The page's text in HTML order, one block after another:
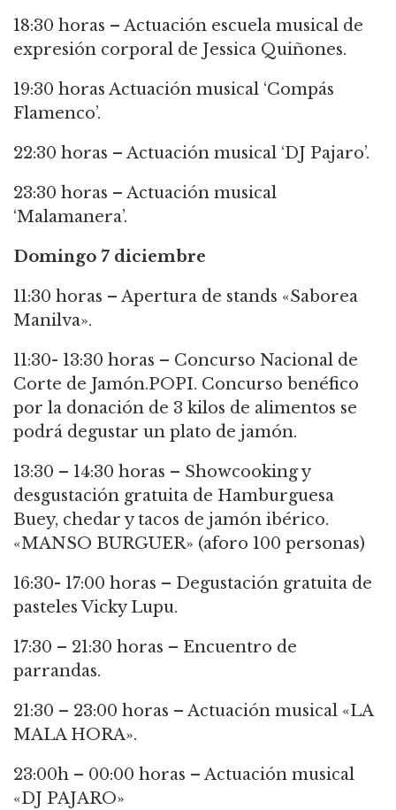
18:30 horas – Actuación escuela musical de
expresión corporal de Jessica Quiñones.
19:30 horas Actuación musical ‘Compás
Flamenco’.
22:30 horas – Actuación musical ‘DJ Pajaro’.
23:30 horas – Actuación musical
‘Malamanera’.
Domingo 7 diciembre
11:30 horas – Apertura de stands «Saborea
Manilva».
11:30- 13:30 horas – Concurso Nacional de
Corte de Jamón.POPI. Concurso benéfico
por la donación de 3 kilos de alimentos se
podrá degustar un plato de jamón.
13:30 – 14:30 horas – Showcooking y
desgustación gratuita de Hamburguesa
Buey, chedar y tacos de jamón ibérico.
«MANSO BURGUER» (aforo 100 personas)
16:30- 17:00 horas – Degustación gratuita de
pasteles Vicky Lupu.
17:30 – 21:30 horas – Encuentro de
parrandas.
21:30 – 23:00 horas – Actuación musical «LA
MALA HORA».
23:00h – 00:00 horas – Actuación musical
«DJ PAJARO»